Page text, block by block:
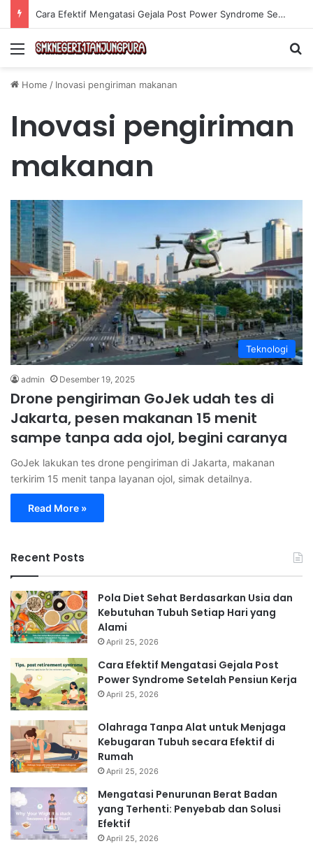
Cara Efektif Mengatasi Gejala Post Power Syndrome Setelah Pensiun Kerja
Menu
Home / Inovasi pengiriman makanan
Inovasi pengiriman
makanan
Teknologi
admin Desember 19, 2025
Drone pengiriman GoJek udah tes di
Jakarta, pesen makanan 15 menit
sampe tanpa ada ojol, begini caranya
GoJek lakukan tes drone pengiriman di Jakarta, makanan
terkirim 15 menit tanpa layanan ojol, simak detailnya.
Read More »
Recent Posts
Pola Diet Sehat Berdasarkan Usia dan
Kebutuhan Tubuh Setiap Hari yang
Alami
April 25, 2026
Cara Efektif Mengatasi Gejala Post
Power Syndrome Setelah Pensiun Kerja
April 25, 2026
Olahraga Tanpa Alat untuk Menjaga
Kebugaran Tubuh secara Efektif di
Rumah
April 25, 2026
Mengatasi Penurunan Berat Badan
yang Terhenti: Penyebab dan Solusi
Efektif
April 25, 2026